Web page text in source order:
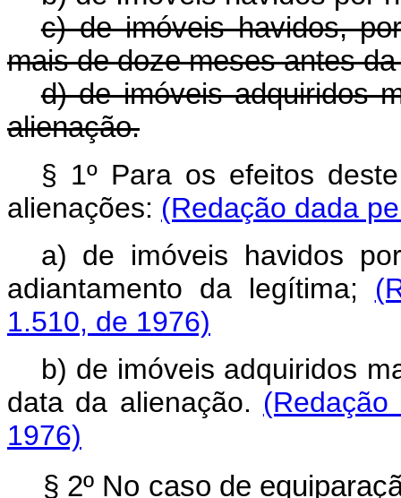
c) de imóveis havidos,
mais de doze meses antes
d) de imóveis adquiridos
alienação.
§ 1º Para os efeitos
alienações: (Redação dada
a) de imóveis havidos
adiantamento da legítima;
1.510, de 1976)
b) de imóveis adquiridos
data da alienação.
1976)
§ 2º No caso de